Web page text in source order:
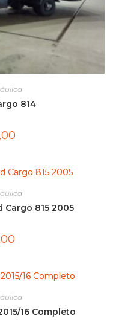
814
815 2005
16 Completo